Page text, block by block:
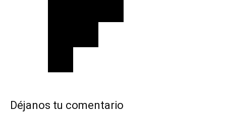
Déjanos tu comentario